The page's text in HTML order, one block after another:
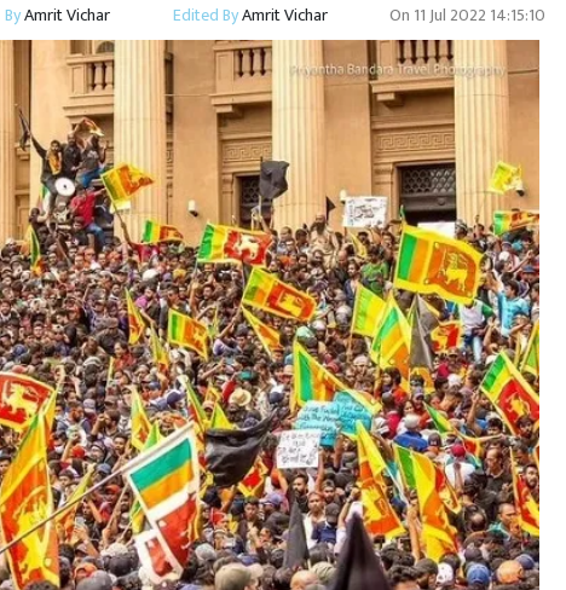
ByAmrit Vichar Edited ByAmrit Vichar On 11 Jul 2022 14:15:10